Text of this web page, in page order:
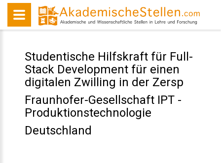
Studentische Hilfskraft für Full-
Stack Development für einen
digitalen Zwilling in der Zersp
Fraunhofer-Gesellschaft IPT -
Produktionstechnologie
Deutschland